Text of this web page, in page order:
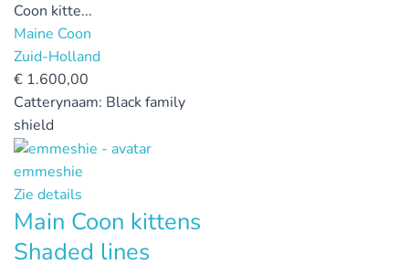
Coon kitte...
Maine Coon
Zuid-Holland
€ 1.600,00
Catterynaam: Black family
shield
emmeshie
Zie details
Main Coon kittens
Shaded lines